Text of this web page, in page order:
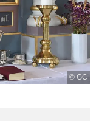
© GC